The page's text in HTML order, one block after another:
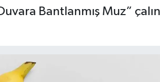
Bantlanmış Muz”